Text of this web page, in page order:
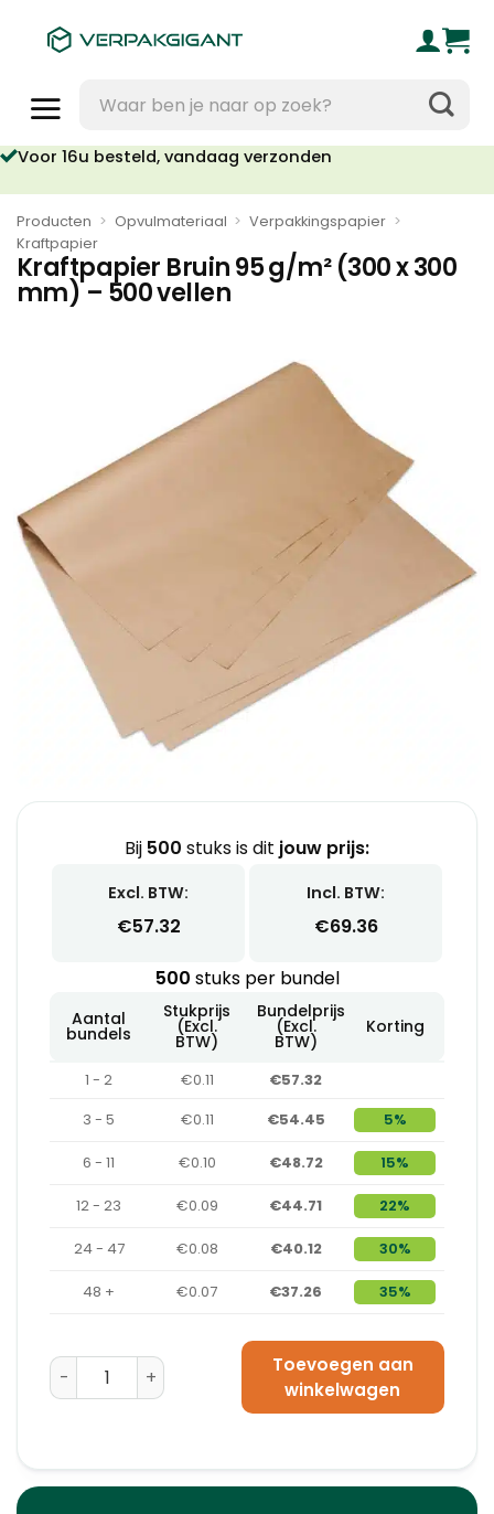
naar:
Voor 16u besteld, vandaag verzonden
Producten > Opvulmateriaal > Verpakkingspapier >
Kraftpapier
Kraftpapier Bruin 95 g/m² (300 x 300
mm) – 500 vellen
Bij 500 stuks is dit jouw prijs:
Excl. BTW:
€57.32
Incl. BTW:
€69.36
500 stuks per bundel
Aantal
bundels
Stukprijs
(Excl.
BTW)
Bundelprijs
(Excl.
BTW)
Korting
1 - 2 €0.11
€57.32
3 - 5
€0.11 €54.45 5%
6 - 11 €0.10 €48.72 15%
12 - 23 €0.09 €44.71 22%
24 - 47 €0.08 €40.12 30%
48 + €0.07 €37.26 35%
Kraftpapier Bruin 95 g/m² (300 x 300 mm) - 500
Toevoegen aan
winkelwagen